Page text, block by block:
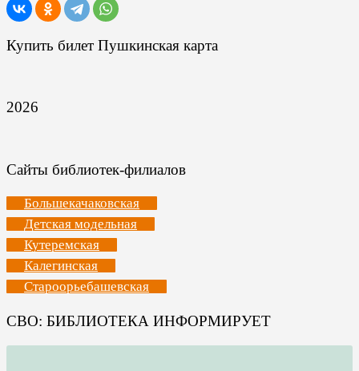
Купить билет Пушкинская карта
2026
Сайты библиотек-филиалов
Большекачаковская
Детская модельная
Кутеремская
Калегинская
Староорьебашевская
СВО: БИБЛИОТЕКА ИНФОРМИРУЕТ